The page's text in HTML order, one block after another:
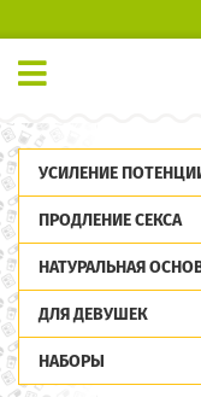
УСИЛЕНИЕ
ПРОДЛЕНИЕ СЕКСА
НАТУРАЛЬНАЯ
ДЛЯ ДЕВУШЕК
НАБОРЫ